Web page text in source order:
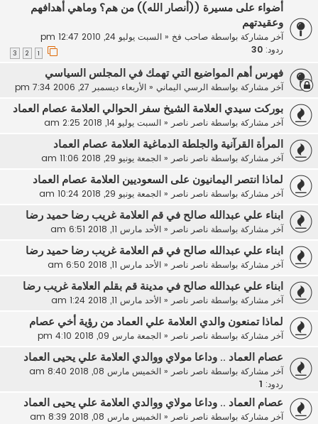
أضواء على مسيرة ((أنصار الله)) من هم؟ وماهي أهدافهم
وعقيدتهم
آخر مشاركة بواسطة صاحب فخ« السبت يوليو 24, 2010 12:47 pm
ردود: 30
3
فهرس أهم المواضيع التي تهمك في المجلس السياسي
آخر مشاركة بواسطة الرسي اليماني « الأربعاء ديسمبر 27, 2006 7:34 pm
بوركت سيدي العلامة الشيخ سفر الحوالي العلامة عصام العماد
آخر مشاركة بواسطة ناصر ناصر« السبت يوليو 14, 2018 2:25 am
المرأة القرآنية والجلطة الدماغية العلامة عصام العماد
آخر مشاركة بواسطة ناصر ناصر« الجمعة يونيو 29, 2018 11:06 am
لماذا انتصر اليمانيون على السعوديين العلامة عصام العماد
آخر مشاركة بواسطة ناصر ناصر« الجمعة يونيو 29, 2018 10:24 am
ابناء علي عبدالله صالح في قم العلامة غريب رضا حميد رضا
آخر مشاركة بواسطة ناصر ناصر« الأحد مارس 11, 2018 6:51 am
ابناء علي عبدالله صالح في قم العلامة غريب رضا حميد رضا
آخر مشاركة بواسطة ناصر ناصر« الأحد مارس 11, 2018 6:50 am
ابناء علي عبدالله صالح في مدينة قم بقلم العلامة غريب رضا
آخر مشاركة بواسطة ناصر ناصر« الأحد مارس 11, 2018 1:24 am
لماذا تمنعون والدي العلامة علي العماد من رؤية أخي عصام
آخر مشاركة بواسطة ناصر ناصر« الجمعة مارس 09, 2018 4:10 pm
عصام العماد .. وداعا مولاي ووالدي العلامة علي يحيى العماد
آخر مشاركة بواسطة ناصر ناصر« الخميس مارس 08, 2018 8:40 am
ردود:
عصام العماد .. وداعا مولاي ووالدي العلامة علي يحيى العماد
آخر مشاركة بواسطة ناصر ناصر« الخميس مارس 08, 2018 8:39 am